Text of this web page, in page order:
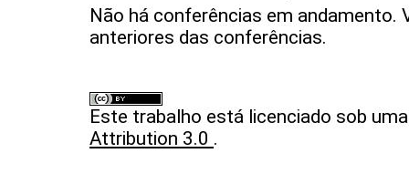
Não há conferências em andamento.
anteriores das conferências.
Este trabalho está licenciado sob
Attribution 3.0 .